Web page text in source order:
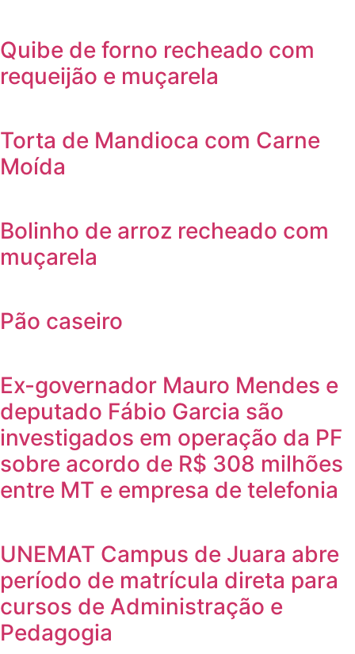
Quibe de forno recheado com
requeijão e muçarela
Torta de Mandioca com Carne
Moída
Bolinho de arroz recheado com
muçarela
Pão caseiro
Ex-governador Mauro Mendes e
deputado Fábio Garcia são
investigados em operação da PF
sobre acordo de R$ 308 milhões
entre MT e empresa de telefonia
UNEMAT Campus de Juara abre
período de matrícula direta para
cursos de Administração e
Pedagogia